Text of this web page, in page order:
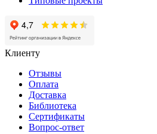
Клиенту
Отзывы
Оплата
Доставка
Библиотека
Сертификаты
Вопрос-ответ